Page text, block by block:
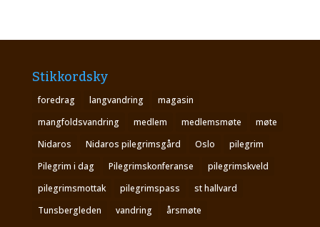
Stikkordsky
foredrag langvandring
magasin
mangfoldsvandring
medlem medlemsmøte
møte
Nidaros
Nidaros pilegrimsgård Oslo
pilegrim
Pilegrim i dag
Pilegrimskonferanse
pilegrimskveld
pilegrimsmottak
pilegrimspass
st hallvard
Tunsbergleden
vandring årsmøte